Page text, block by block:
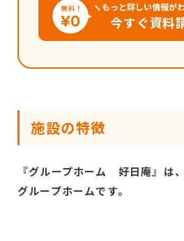
もっと詳しい情報が
今すぐ資料
施設の特徴
『グループホーム 好日庵』は
グループホームです。